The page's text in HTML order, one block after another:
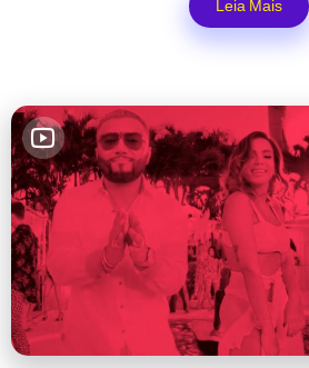
Leia Mais